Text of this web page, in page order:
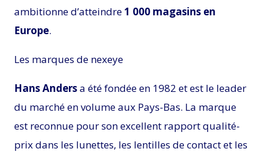
ambitionne d’atteindre1 000 magasins en
Europe.
Les marques de nexeye
Hans Andersa été fondée en 1982 et est le leader
du marché en volume aux Pays-Bas. La marque
est reconnue pour son excellent rapport qualité-
prix dans les lunettes, les lentilles de contact et les